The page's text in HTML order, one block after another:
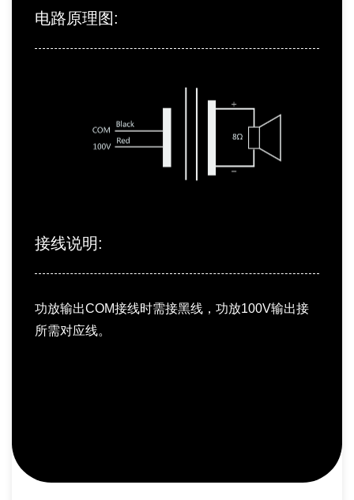
电路原理图:
接线说明:
功放输出COM接线时需接黑线，功放100V输出接
所需对应线。